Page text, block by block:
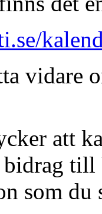
vidare
att
bidrag
som du